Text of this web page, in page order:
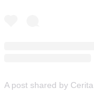
A post shared by